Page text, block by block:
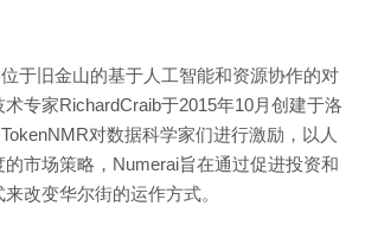
于旧金山的基于人工智能和资源协作的对
专家RichardCraib于2015年10月创建于洛
对数据科学家们进行激励，以人
市场策略，Numerai旨在通过促进投资和
改变华尔街的运作方式。